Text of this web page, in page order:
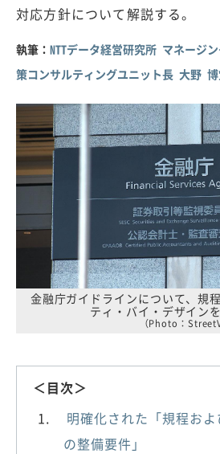
対応方針について解説する。
執筆： NTTデータ経営研究所 マネージ
策コンサルティングユニット長 大野
金融庁ガイドラインについて、規
ティ・バイ・デザイン
（Photo：
＜目次＞
明確化された「規程お
の整備要件」